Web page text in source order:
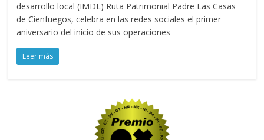
desarrollo local (IMDL) Ruta Patrimonial Padre Las Casas
de Cienfuegos, celebra en las redes sociales el primer
aniversario del inicio de sus operaciones
Leer más